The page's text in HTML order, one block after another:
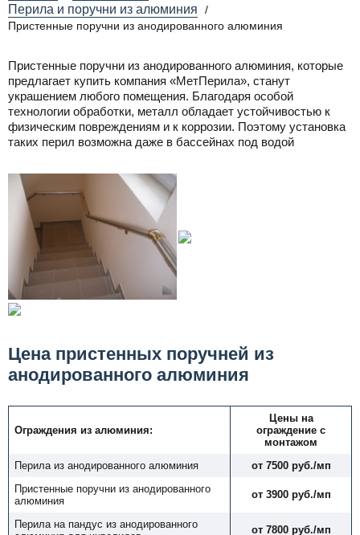
Перила и поручни из алюминия
/
Пристенные поручни из анодированного алюминия
Пристенные поручни из анодированного алюминия, которые
предлагает купить компания «МетПерила», станут
украшением любого помещения. Благодаря особой
технологии обработки, металл обладает устойчивостью к
физическим повреждениям и к коррозии. Поэтому установка
таких перил возможна даже в бассейнах под водой
Цена пристенных поручней из
анодированного алюминия
Ограждения из алюминия:
Цены на
ограждение с
монтажом
Перила из анодированного алюминия
от 7500 руб./мп
Пристенные поручни из анодированного
алюминия
от 3900 руб./мп
Перила на пандус из анодированного
от 7800 руб./мп